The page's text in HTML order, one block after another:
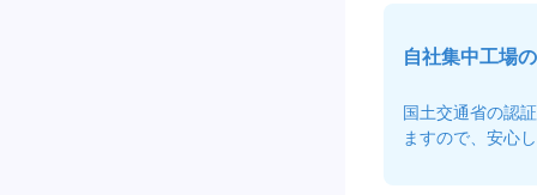
自社集中工場
国土交通省の認
ますので、安心